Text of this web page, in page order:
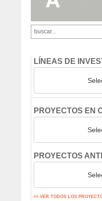
LÍNEAS DE
PROYECTOS EN
PROYECTOS
<< VER TODOS LOS